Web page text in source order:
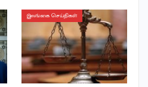
இலங்கை செய்திகள்